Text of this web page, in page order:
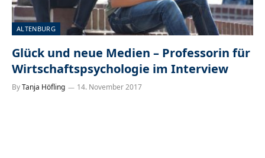
ALTENBURG
Glück und neue Medien – Professorin für
Wirtschaftspsychologie im Interview
ByTanja Höfling 14. November 2017